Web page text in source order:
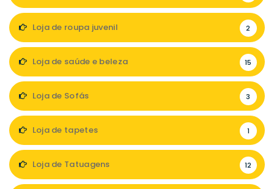
Loja de roupa juvenil 2
Loja de saúde e beleza 15
Loja de Sofás 3
Loja de tapetes 1
Loja de Tatuagens 12